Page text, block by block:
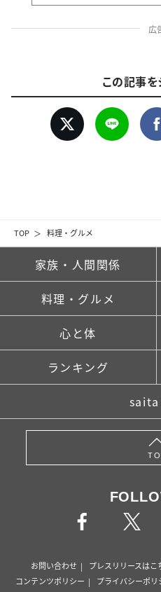
TOP 料理・グルメ
広
この記事を
家族・人間関係
料理・グルメ
心と体
ランキング
saita
お問い合わせ プレスリリースはこ
コンテンツポリシー
プライバシーポリ